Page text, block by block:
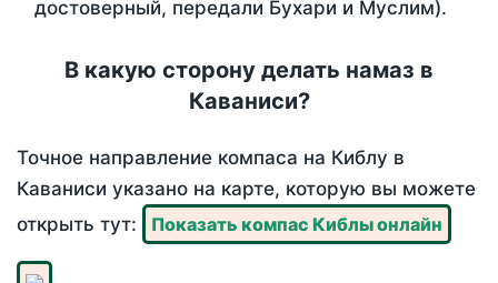
достоверный, передали Бухари и Муслим).
В какую сторону делать намаз в
Каваниси?
Точное направление компаса на Киблу в
Каваниси указано на карте, которую вы можете
открыть тут:
Показать компас Киблы онлайн